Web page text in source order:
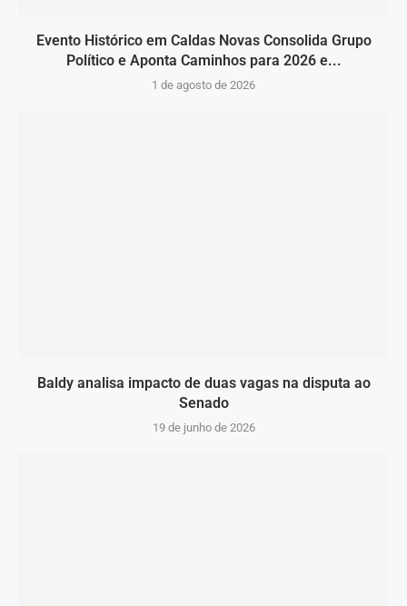
Evento Histórico em Caldas Novas Consolida Grupo
Político e Aponta Caminhos para 2026 e...
1 de agosto de 2026
Baldy analisa impacto de duas vagas na disputa ao
Senado
19 de junho de 2026